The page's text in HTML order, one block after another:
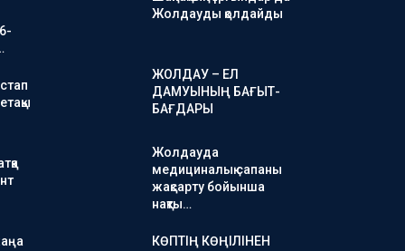
Жолдауды қолдайды
ЖОЛДАУ – ЕЛ
ДАМУЫНЫҢ БАҒЫТ-
БАҒДАРЫ
Жолдауда
медициналық сапаны
жақсарту бойынша
нақты…
КӨПТІҢ КӨҢІЛІНЕН